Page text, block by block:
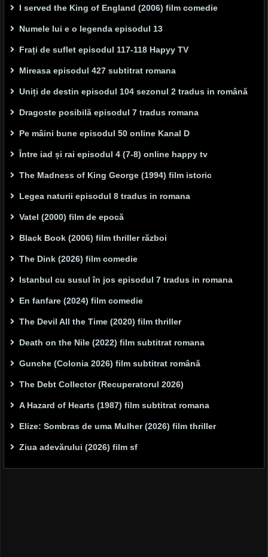
I served the King of England (2006) film comedie
Numele lui e o legenda episodul 13
Frați de suflet episodul 117-118 Hapyy TV
Mireasa episodul 427 subtitrat romana
Uniți de destin episodul 104 sezonul 2 tradus in română
Dragoste posibilă episodul 7 tradus romana
Pe mâini bune episodul 50 online Kanal D
Între iad și rai episodul 4 (7-8) online happy tv
The Madness of King George (1994) film istoric
Legea naturii episodul 8 tradus in romana
Vatel (2000) film de epocă
Black Book (2006) film thriller război
The Dink (2026) film comedie
Istanbul cu susul în jos episodul 7 tradus in romana
En fanfare (2024) film comedie
The Devil All the Time (2020) film thriller
Death on the Nile (2022) film subtitrat romana
Gunche (Colonia 2026) film subtitrat română
The Debt Collector (Recuperatorul 2026)
A Hazard of Hearts (1987) film subtitrat romana
Elize: Sombras de uma Mulher (2026) film thriller
Ziua adevărului (2026) film sf